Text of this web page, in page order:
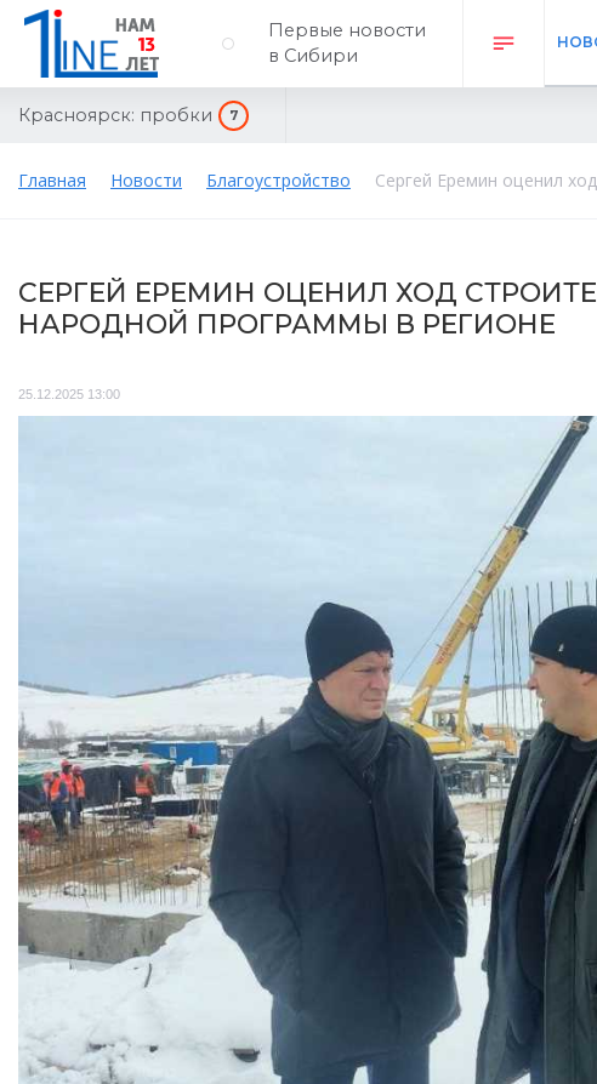
Первые новости
в Сибири
Красноярск: пробки 7
Главная Новости Благоустройство Сергей Еремин оценил
СЕРГЕЙ ЕРЕМИН ОЦЕНИЛ ХОД
НАРОДНОЙ ПРОГРАММЫ В РЕГИОНЕ
25.12.2025 13:00